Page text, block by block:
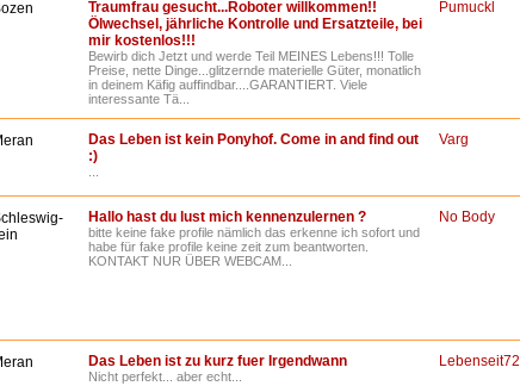
Traumfrau gesucht...Roboter willkommen!!
Ölwechsel, jährliche Kontrolle und Ersatzteile, bei
mir kostenlos!!!
Bewirb dich Jetzt und werde Teil MEINES Lebens!!! Tolle
Preise, nette Dinge...glitzernde materielle Güter, monatlich
in deinem Käfig auffindbar....GARANTIERT. Viele
interessante Tä...
Pumuckl
Das Leben ist kein Ponyhof. Come in and find out
:)
Varg
Hallo hast du lust mich kennenzulernen ?
bitte keine fake profile nämlich das erkenne ich sofort und
habe für fake profile keine zeit zum beantworten.
KONTAKT NUR ÜBER WEBCAM...
No Body
Das Leben ist zu kurz fuer Irgendwann
Nicht perfekt... aber echt...
Lebenseit72